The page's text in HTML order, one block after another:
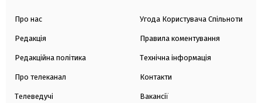
Про нас
Редакція
Редакційна політика
Про телеканал
Телеведучі
Угода Користувача Спільноти
Правила коментування
Технічна інформація
Контакти
Вакансії